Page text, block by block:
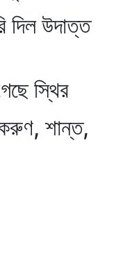
দিল উদাত্ত
স্থির
শান্ত,